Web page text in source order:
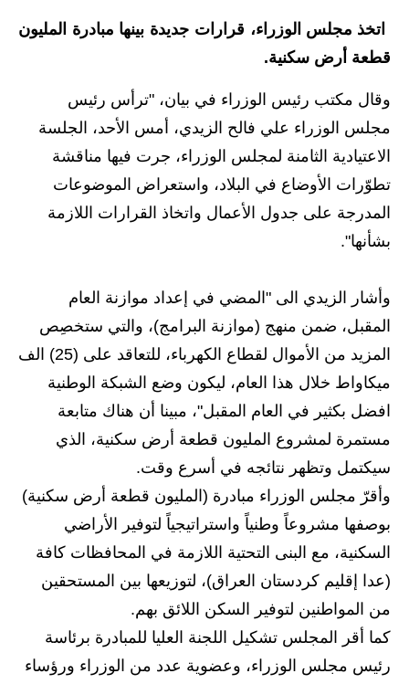
الاخبار السياسية
الاخبار الاقتصادية
الاخبار الرياضية
المدارس
المرحلة الابتدائية
المرحلة المتوسطة
المرحلة الاعدادية
اسئلة وزارية
المرحلة الابتدائية
المرحلة المتوسطة
المرحلة الاعدادية
مرشحات
المرحلة الابتدائية
اتخذ مجلس الوزراء، قرارات جديدة بينها مبادرة المليون
قطعة أرض سكنية.
وقال مكتب رئيس الوزراء في بيان، "ترأس رئيس
مجلس الوزراء علي فالح الزيدي، أمس الأحد، الجلسة
الاعتيادية الثامنة لمجلس الوزراء، جرت فيها مناقشة
تطوّرات الأوضاع في البلاد، واستعراض الموضوعات
المدرجة على جدول الأعمال واتخاذ القرارات اللازمة
بشأنها".
وأشار الزيدي الى "المضي في إعداد موازنة العام
المقبل، ضمن منهج (موازنة البرامج)، والتي ستخصِص
المزيد من الأموال لقطاع الكهرباء، للتعاقد على (25) الف
ميكاواط خلال هذا العام، ليكون وضع الشبكة الوطنية
افضل بكثير في العام المقبل"، مبينا أن هناك متابعة
مستمرة لمشروع المليون قطعة أرض سكنية، الذي
سيكتمل وتظهر نتائجه في أسرع وقت.
وأقرّ مجلس الوزراء مبادرة (المليون قطعة أرض سكنية)
بوصفها مشروعاً وطنياً واستراتيجياً لتوفير الأراضي
السكنية، مع البنى التحتية اللازمة في المحافظات كافة
(عدا إقليم كردستان العراق)، لتوزيعها بين المستحقين
من المواطنين لتوفير السكن اللائق بهم.
كما أقر المجلس تشكيل اللجنة العليا للمبادرة برئاسة
رئيس مجلس الوزراء، وعضوية عدد من الوزراء ورؤساء